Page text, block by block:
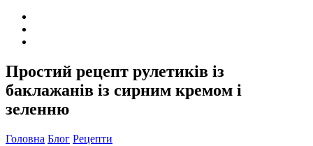
Простий рецепт рулетиків із
баклажанів із сирним кремом і
зеленню
Головна Блог Рецепти